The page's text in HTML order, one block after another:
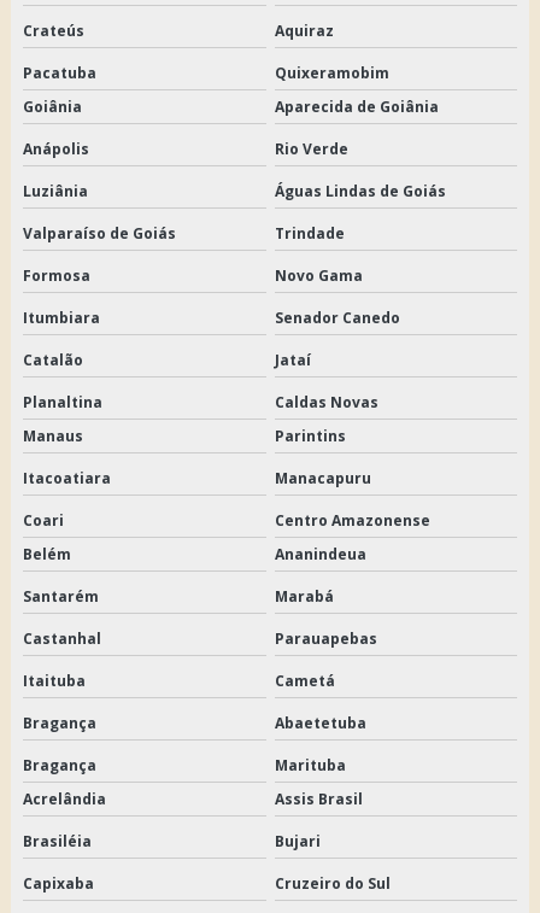
Crateús Aquiraz
Pacatuba
Quixeramobim
Goiânia
Aparecida de Goiânia
Anápolis Rio Verde
Luziânia Águas Lindas de Goiás
Valparaíso de Goiás Trindade
Formosa Novo Gama
Itumbiara Senador Canedo
Catalão Jataí
Planaltina
Caldas Novas
Manaus
Parintins
Itacoatiara Manacapuru
Coari
Centro Amazonense
Belém
Ananindeua
Santarém Marabá
Castanhal Parauapebas
Itaituba Cametá
Bragança Abaetetuba
Bragança
Marituba
Acrelândia
Assis Brasil
Brasiléia Bujari
Capixaba Cruzeiro do Sul